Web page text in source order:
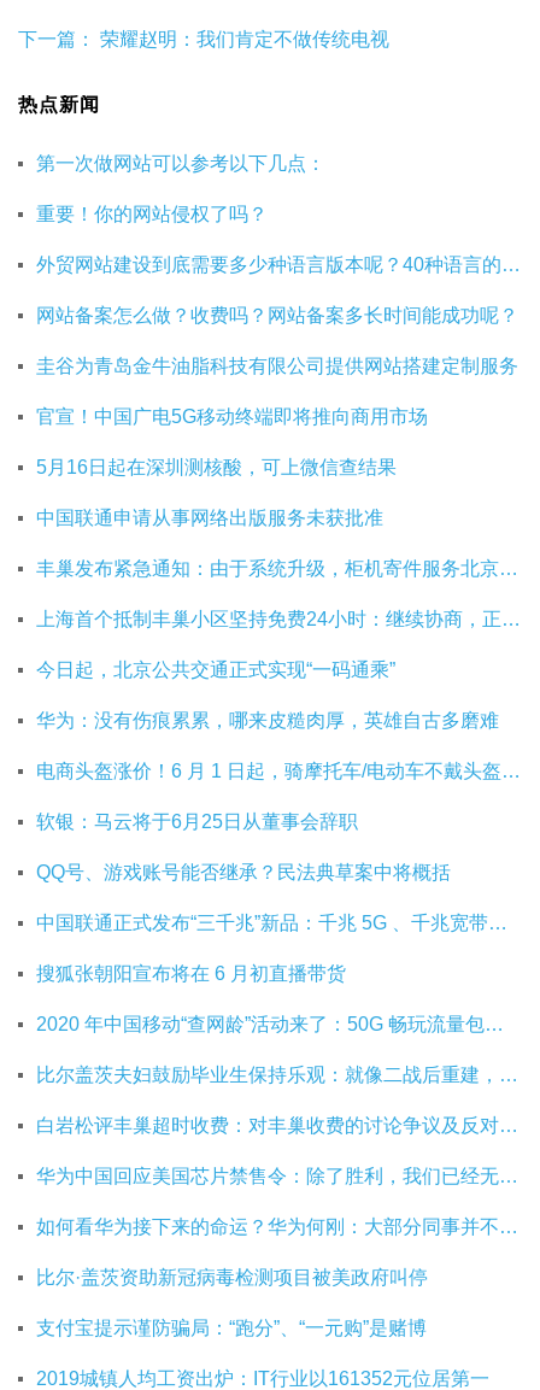
下一篇： 荣耀赵明：我们肯定不做传统电视
热点新闻
第一次做网站可以参考以下几点：
重要！你的网站侵权了吗？
外贸网站建设到底需要多少种语言版本呢？40种语言的网站建设有必要吗？
网站备案怎么做？收费吗？网站备案多长时间能成功呢？
圭谷为青岛金牛油脂科技有限公司提供网站搭建定制服务
官宣！中国广电5G移动终端即将推向商用市场
5月16日起在深圳测核酸，可上微信查结果
中国联通申请从事网络出版服务未获批准
丰巢发布紧急通知：由于系统升级，柜机寄件服务北京双向关停
上海首个抵制丰巢小区坚持免费24小时：继续协商，正在自建快递中转站
今日起，北京公共交通正式实现“一码通乘”
华为：没有伤痕累累，哪来皮糙肉厚，英雄自古多磨难
电商头盔涨价！6 月 1 日起，骑摩托车/电动车不戴头盔将被严查
软银：马云将于6月25日从董事会辞职
QQ号、游戏账号能否继承？民法典草案中将概括
中国联通正式发布“三千兆”新品：千兆 5G 、千兆宽带及千兆 Wi-Fi
搜狐张朝阳宣布将在 6 月初直播带货
2020 年中国移动“查网龄”活动来了：50G 畅玩流量包，钻石勋章宽带提速至 1000 M
比尔盖茨夫妇鼓励毕业生保持乐观：就像二战后重建，你们将引领潮流
白岩松评丰巢超时收费：对丰巢收费的讨论争议及反对其实是件好事
华为中国回应美国芯片禁售令：除了胜利，我们已经无路可走
如何看华为接下来的命运？华为何刚：大部分同事并不悲观
比尔·盖茨资助新冠病毒检测项目被美政府叫停
支付宝提示谨防骗局：“跑分”、“一元购”是赌博
2019城镇人均工资出炉：IT行业以161352元位居第一